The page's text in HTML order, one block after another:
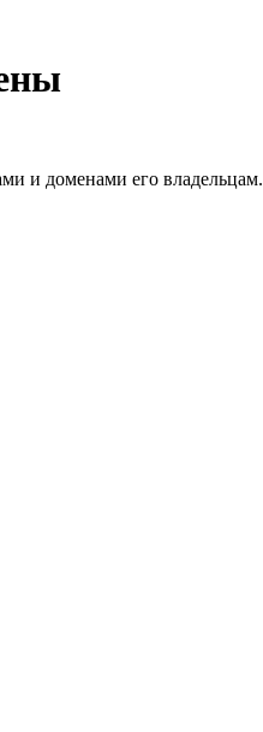
и доменами его владельцам.